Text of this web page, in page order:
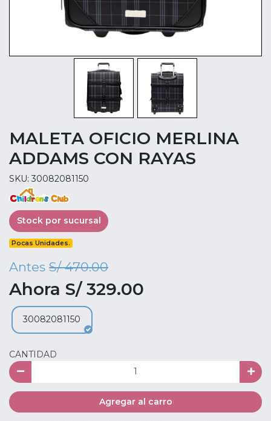
MALETA OFICIO MERLINA
ADDAMS CON RAYAS
SKU: 30082081150
Stock por sucursal
Pocas Unidades.
Antes S/ 470.00
Ahora S/ 329.00
30082081150
CANTIDAD
Agregar al carro